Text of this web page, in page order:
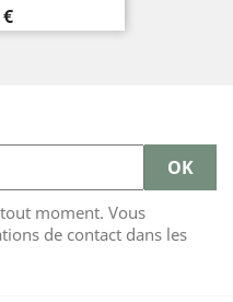
moment. Vous
de contact dans les